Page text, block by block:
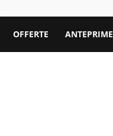
OFFERTE ANTEPRIME